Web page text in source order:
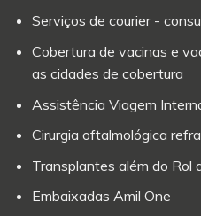
Serviços de courier -
Cobertura de vacinas e
as cidades de cobertura
Assistência Viagem
Cirurgia oftalmológica
Transplantes além do Rol
Embaixadas Amil One